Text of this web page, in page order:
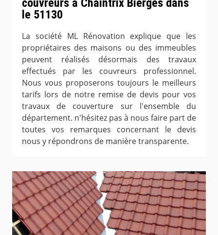
couvreurs à Chaintrix Bierges dans
le 51130
La société ML Rénovation explique que les
propriétaires des maisons ou des immeubles
peuvent réalisés désormais des travaux
effectués par les couvreurs professionnel.
Nous vous proposerons toujours le meilleurs
tarifs lors de notre remise de devis pour vos
travaux de couverture sur l'ensemble du
département. n'hésitez pas à nous faire part de
toutes vos remarques concernant le devis
nous y répondrons de manière transparente.